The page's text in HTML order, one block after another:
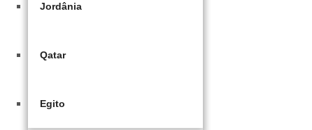
Jordânia
Qatar
Egito